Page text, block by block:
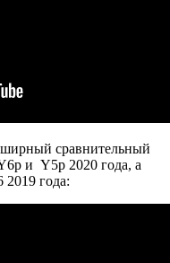
сравнительный
и Y5p 2020 года, а
года: